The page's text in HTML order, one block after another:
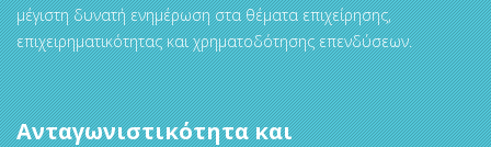
μέγιστη δυνατή ενημέρωση στα θέματα επιχείρησης,
επιχειρηματικότητας και χρηματοδότησης επενδύσεων.
Ανταγωνιστικότητα και